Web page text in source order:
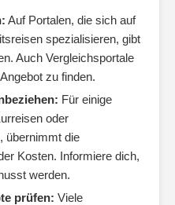
Auf Portalen, die sich auf
spezialisieren, gibt
Auch Vergleichsportale
zu finden.
Für einige
oder
übernimmt die
Kosten. Informiere dich,
werden.
prüfen: Viele